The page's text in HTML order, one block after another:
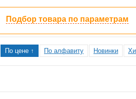
Подбор товара по параметрам
По цене ↑ По алфавиту Новинки